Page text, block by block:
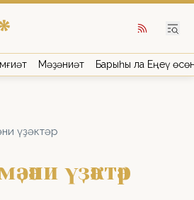
Мәҙәниәт Барыһы ла Еңеү
үҙәктәр
үҙәктәр